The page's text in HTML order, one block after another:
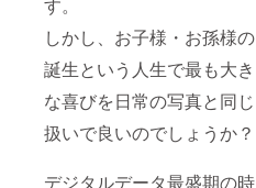
しかし、お子様・お孫様の
誕生という人生で最も大き
な喜びを日常の写真と同じ
扱いで良いのでしょうか？
デジタルデータ最盛期の時